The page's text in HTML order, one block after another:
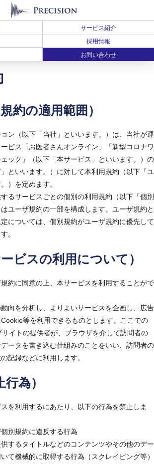
サービス紹介
採用情報
お問い合わせ
約の適用範囲）
ン（以下「当社」といいます。）は、当社が運
ビス「お医者さんオンライン」「新型コロナワ
ック」（以下「本サービス」といいます。）の
といいます。）に対して本利用規約（以下「ユ
）を定めます。
るサービスごとの個別の利用規約（以下「個別
ユーザ規約の一部を構成します。ユーザ規約と
については、個別規約がユーザ規約に優先して
。
ビスの利用について）
約に同意の上、本サービスを利用することがで
向を分析し、よりよいサービスを企画し、広告
等を利用できるものとします。ここでの
イトの提供者が、ブラウザを介して訪問者の
ータを書き込む仕組みのことをいい、訪問者の
記録などに利用します。
為）
を利用するにあたり、以下の行為を禁止しま
個別規約に違反する行為
供するタイトルなどのコンテンツやその他のデー
て機械的に取得する行為（スクレイピング等）